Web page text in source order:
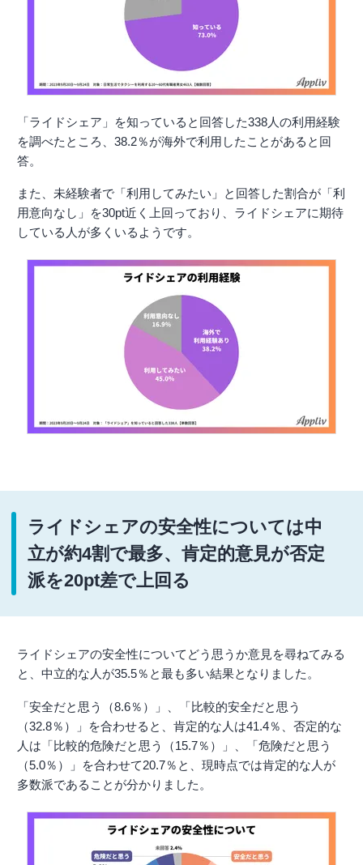
「ライドシェア」を知っていると回答した338人の利用経験
を調べたところ、38.2％が海外で利用したことがあると回
答。
また、未経験者で「利用してみたい」と回答した割合が「利
用意向なし」を30pt近く上回っており、ライドシェアに期待
している人が多くいるようです。
ライドシェアの安全性については中
立が約4割で最多、肯定的意見が否定
派を20pt差で上回る
ライドシェアの安全性についてどう思うか意見を尋ねてみる
と、中立的な人が35.5％と最も多い結果となりました。
「安全だと思う（8.6％）」、「比較的安全だと思う
（32.8％）」を合わせると、肯定的な人は41.4％、否定的な
人は「比較的危険だと思う（15.7％）」、「危険だと思う
（5.0％）」を合わせて20.7％と、現時点では肯定的な人が
多数派であることが分かりました。